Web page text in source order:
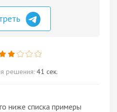
решения: 41 сек.
ниже списка примеры